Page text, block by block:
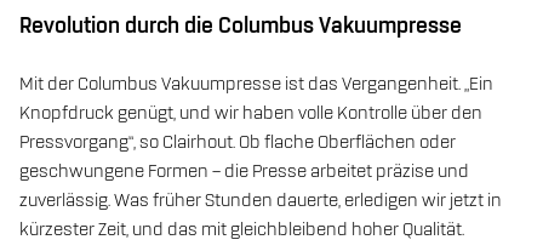
Revolution durch die Columbus Vakuumpresse
Mit der Columbus Vakuumpresse ist das Vergangenheit. „Ein
Knopfdruck genügt, und wir haben volle Kontrolle über den
Pressvorgang“, so Clairhout. Ob flache Oberflächen oder
geschwungene Formen – die Presse arbeitet präzise und
zuverlässig. Was früher Stunden dauerte, erledigen wir jetzt in
kürzester Zeit, und das mit gleichbleibend hoher Qualität.